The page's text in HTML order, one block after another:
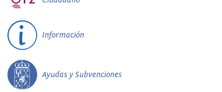
Información
Ayudas y Subvenciones